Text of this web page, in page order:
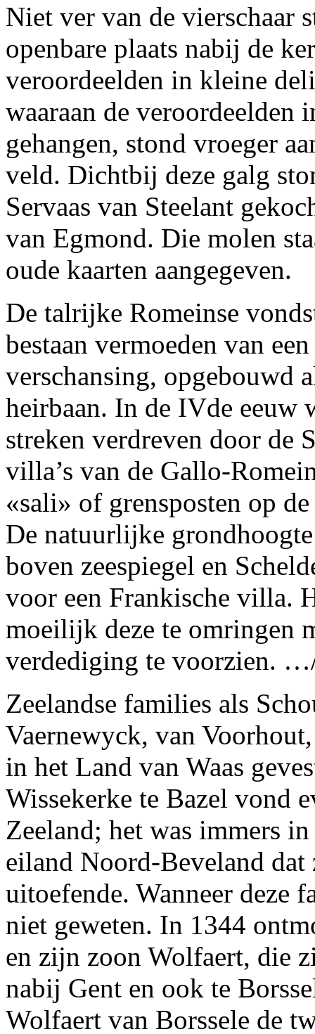
Niet ver van de vierschaar
openbare plaats nabij de
veroordeelden in kleine
waaraan de veroordeelden
gehangen, stond vroeger
veld. Dichtbij deze galg
Servaas van Steelant
van Egmond. Die molen
oude kaarten aangegeven.
De talrijke Romeinse
bestaan vermoeden van
verschansing, opgebouwd
heirbaan. In de IVde eeuw
streken verdreven door de
villa’s van de Gallo-
«sali» of grensposten op
De natuurlijke
boven zeespiegel en
voor een Frankische villa.
moeilijk deze te omringen
verdediging te voorzien.
Zeelandse families als
Vaernewyck, van
in het Land van Waas
Wissekerke te Bazel vond
Zeeland; het was immers
eiland Noord-Beveland
uitoefende. Wanneer deze
niet geweten. In 1344
en zijn zoon Wolfaert, die
nabij Gent en ook te
Wolfaert van Borssele de